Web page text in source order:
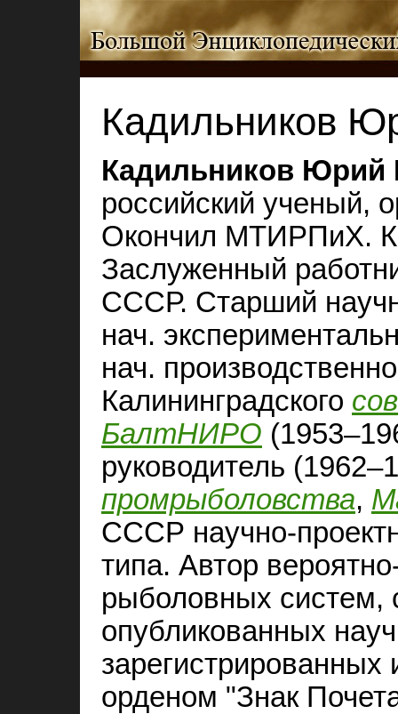
Кадильников
Кадильников Юрий
российский ученый,
Окончил МТИРПиХ.
Заслуженный
СССР. Старший
нач.
нач.
Калининградского
БалтНИРО
руководитель
промрыболовства,
СССР научно-
типа. Автор
рыболовных систем,
опубликованных
орденом "Знак